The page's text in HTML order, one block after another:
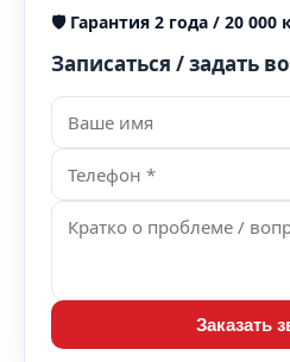
🛡️Гарантия 2 года / 20 000
Записаться / задать
Заказать